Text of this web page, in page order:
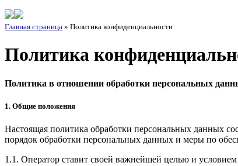
Главная страница » Политика конфиденциальности
Политика
Политика в отношении обработки персональных
1. Общие положения
Настоящая политика обработки персональных данных
порядок обработки персональных данных и меры по
1.1. Оператор ставит своей важнейшей целью и